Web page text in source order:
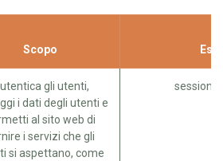
Scopo
gli utenti,
i dati degli utenti e
al sito web di
i servizi che gli
si aspettano, come